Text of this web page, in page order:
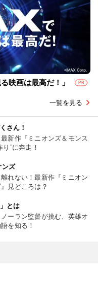
映画は最高だ！」 PR
一覧を見る
さん！
新作『ミニオンズ＆モンス
”に奔走！
ンズ
れない！最新作『ミニオン
見どころは？
とは
ーラン監督が挑む、英雄オ
を知る！